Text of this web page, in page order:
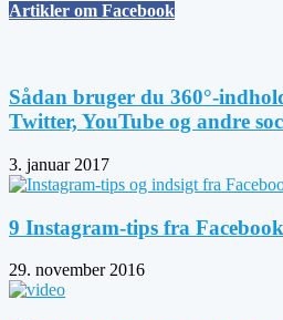
Artikler om Facebook
Sådan bruger du 360°-
Twitter, YouTube og andre
3. januar 2017
9 Instagram-tips fra Facebook
29. november 2016